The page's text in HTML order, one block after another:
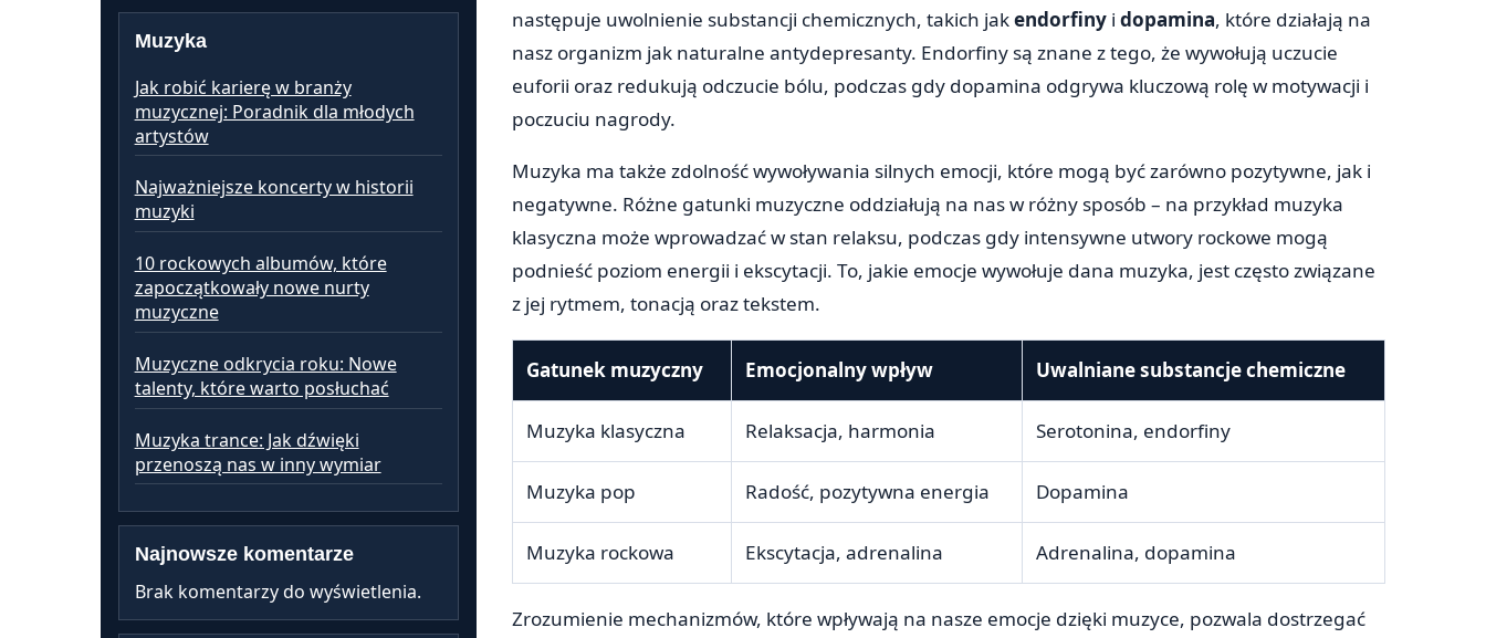
Muzyka
Jak robić karierę w branży
muzycznej: Poradnik dla młodych
artystów
Najważniejsze koncerty w historii
muzyki
10 rockowych albumów, które
zapoczątkowały nowe nurty
muzyczne
Muzyczne odkrycia roku: Nowe
talenty, które warto posłuchać
Muzyka trance: Jak dźwięki
przenoszą nas w inny wymiar
Najnowsze komentarze
Brak komentarzy do wyświetlenia.
następuje uwolnienie substancji chemicznych, takich jakendorfiny i dopamina, które działają na
nasz organizm jak naturalne antydepresanty. Endorfiny są znane z tego, że wywołują uczucie
euforii oraz redukują odczucie bólu, podczas gdy dopamina odgrywa kluczową rolę w motywacji i
poczuciu nagrody.
Muzyka ma także zdolność wywoływania silnych emocji, które mogą być zarówno pozytywne, jak i
negatywne. Różne gatunki muzyczne oddziałują na nas w różny sposób – na przykład muzyka
klasyczna może wprowadzać w stan relaksu, podczas gdy intensywne utwory rockowe mogą
podnieść poziom energii i ekscytacji. To, jakie emocje wywołuje dana muzyka, jest często związane
z jej rytmem, tonacją oraz tekstem.
Gatunek muzyczny Emocjonalny wpływ Uwalniane substancje chemiczne
Muzyka klasyczna Relaksacja, harmonia Serotonina, endorfiny
Muzyka pop Radość, pozytywna energia Dopamina
Muzyka rockowa Ekscytacja, adrenalina Adrenalina, dopamina
Zrozumienie mechanizmów, które wpływają na nasze emocje dzięki muzyce, pozwala dostrzegać